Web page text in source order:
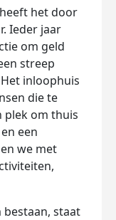
het door
Ieder jaar
om geld
streep
inloophuis
die te
plek om thuis
een
we met
staat